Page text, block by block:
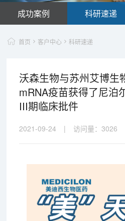
成功案例 科研速递
首页 客户中心 科研速递
沃森生物与苏州艾博生
mRNA疫苗获得了尼泊
III期临床批件
2021-09-24 | 访问量：3026